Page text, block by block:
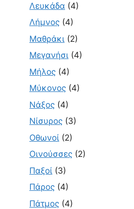
Λευκάδα (4)
Λήμνος (4)
Μαθράκι (2)
Μεγανήσι (4)
Μήλος (4)
Μύκονος (4)
Νάξος (4)
Νίσυρος (3)
Οθωνοί (2)
Οινούσσες (2)
Παξοί (3)
Πάρος (4)
Πάτμος (4)